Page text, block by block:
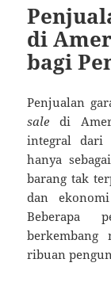
di
bagi
Penjualan
sale di
integral dari
hanya
barang tak
dan
Beberapa
berkembang
ribuan